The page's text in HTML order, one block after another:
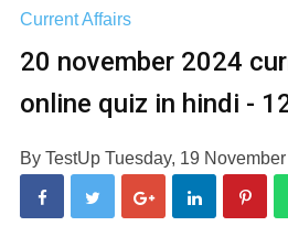
Current Affairs
20 november 2024
online quiz in hindi -
By TestUp Tuesday, 19